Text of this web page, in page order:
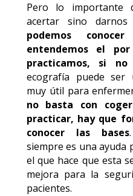
Pero lo importante
acertar sino
podemos
entendemos el
practicamos, si
ecografía puede ser
muy útil para
no basta con
practicar, hay que
conocer las bases
siempre es una ayuda
el que hace que esta
mejora para la
pacientes.